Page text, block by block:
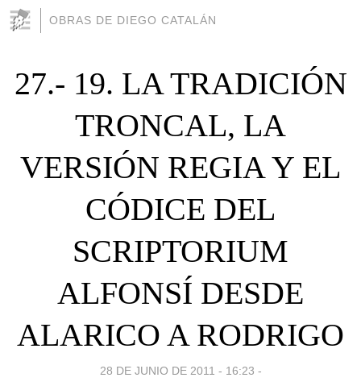
OBRAS DE DIEGO CATALÁN
27.- 19. LA TRADICIÓN
TRONCAL, LA
VERSIÓN REGIA Y EL
CÓDICE DEL
SCRIPTORIUM
ALFONSÍ DESDE
ALARICO A RODRIGO
28 DE JUNIO DE 2011 - 16:23 -